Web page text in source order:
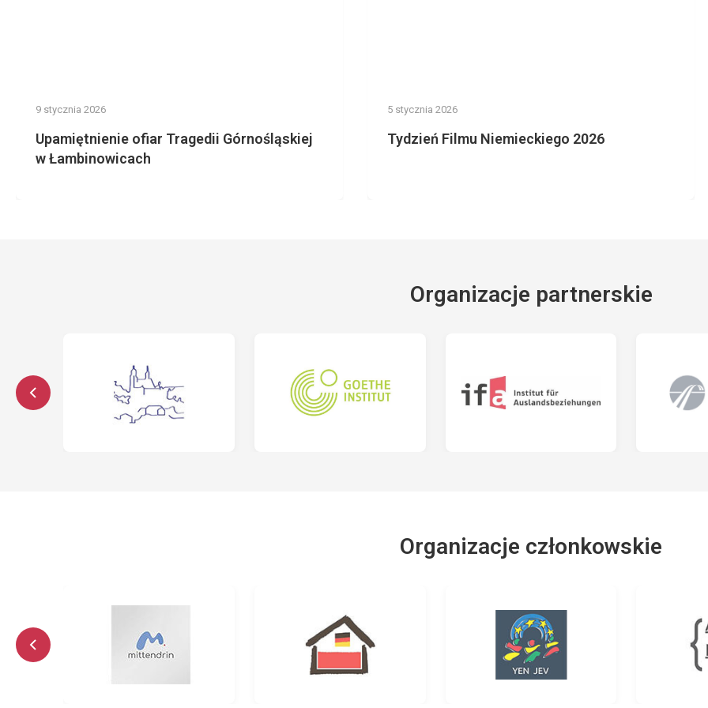
9 stycznia 2026
Upamiętnienie ofiar Tragedii Górnośląskiej
w Łambinowicach
5 stycznia 2026
Tydzień Filmu Niemieckiego 2026
Organizacje partnerskie
Organizacje członkowskie